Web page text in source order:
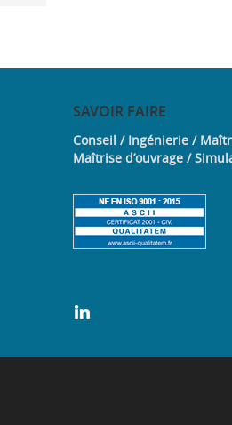
SAVOIR FAIRE
Conseil / Ingénierie /
Maîtrise d’ouvrage /